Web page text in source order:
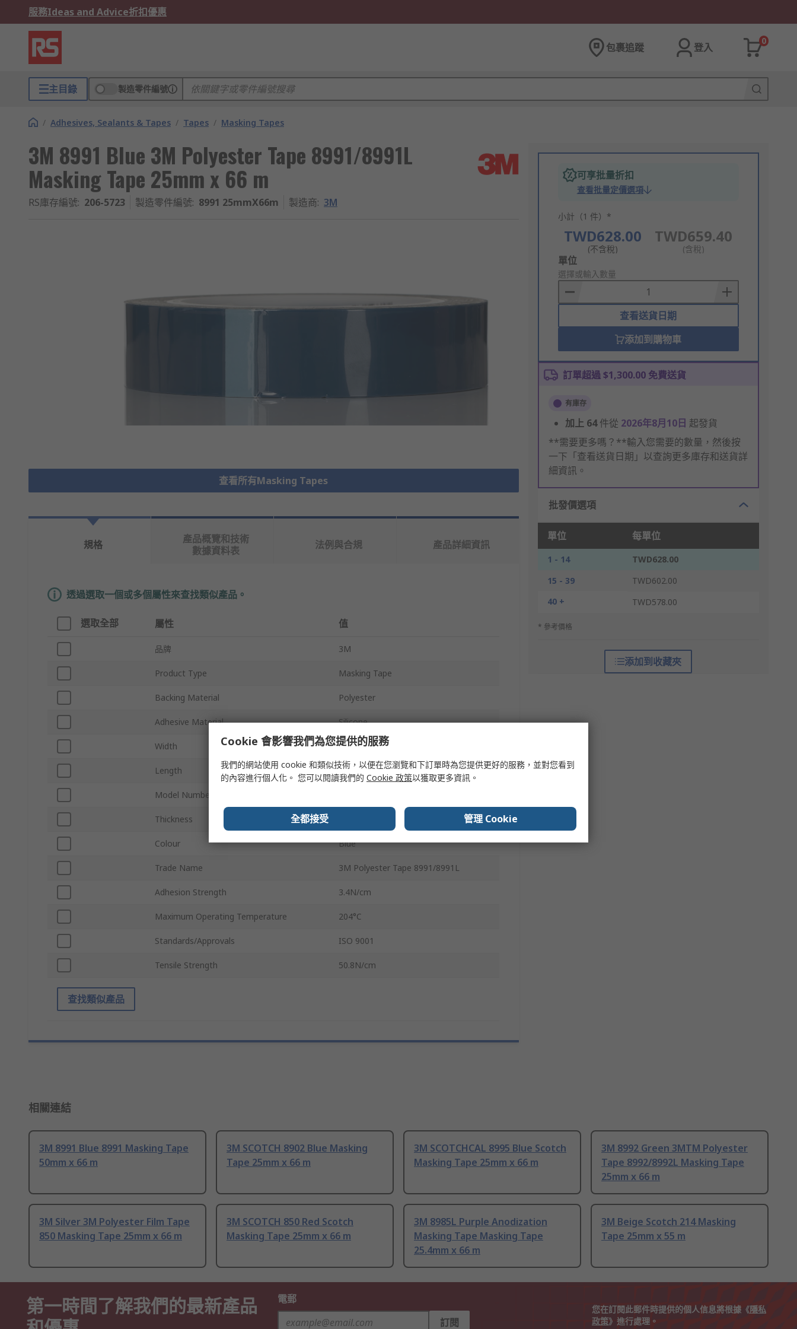
服務Ideas and Advice折扣優惠
包裹追蹤 登入
0
主目錄 製造零件編號
/ Adhesives, Sealants & Tapes / Tapes / Masking Tapes
3M 8991 Blue 3M Polyester Tape 8991/8991L
Masking Tape 25mm x 66 m
RS庫存編號: 206-5723 製造零件編號: 8991 25mmX66m 製造商: 3M
查看所有Masking Tapes
可享批量折扣
查看批量定價選項
小計（1 件）*
TWD628.00
(不含稅)
TWD659.40
(含稅)
Add
to
Basket
單位
選擇或輸入數量
查看送貨日期
添加到購物車
訂單超過 $1,300.00 免費送貨
有庫存
加上 64件從 2026年8月10日 起發貨
**需要更多嗎？**輸入您需要的數量，然後按
一下「查看送貨日期」以查詢更多庫存和送貨詳
細資訊。
批發價選項
單位 每單位
1 - 14
TWD628.00
15 - 39
TWD602.00
40 +
TWD578.00
* 參考價格
添加到收藏夾
規格
產品概覽和技術
數據資料表
法例與合規 產品詳細資訊
透過選取一個或多個屬性來查找類似產品。
選取全部 屬性 值
品牌 3M
Product Type Masking Tape
Backing Material Polyester
Adhesive Material Silicone
Width 25mm
Length 66m
Model Number
Thickness
Colour Blue
Trade Name 3M Polyester Tape 8991/8991L
Adhesion Strength 3.4N/cm
Maximum Operating Temperature 204°C
Standards/Approvals ISO 9001
Tensile Strength 50.8N/cm
查找類似產品
相關連結
3M 8991 Blue 8991 Masking Tape
50mm x 66 m
3M SCOTCH 8902 Blue Masking
Tape 25mm x 66 m
3M SCOTCHCAL 8995 Blue Scotch
Masking Tape 25mm x 66 m
3M 8992 Green 3MTM Polyester
Tape 8992/8992L Masking Tape
25mm x 66 m
3M Silver 3M Polyester Film Tape
850 Masking Tape 25mm x 66 m
3M SCOTCH 850 Red Scotch
Masking Tape 25mm x 66 m
3M 8985L Purple Anodization
Masking Tape Masking Tape
25.4mm x 66 m
3M Beige Scotch 214 Masking
Tape 25mm x 55 m
第一時間了解我們的最新產品
電郵
訂閱
您在訂閱此郵件時提供的個人信息將根據《隱私
政策》進行處理。
Cookie 會影響我們為您提供的服務
我們的網站使用 cookie 和類似技術，以便在您瀏覽和下訂單時為您提供更好的服務，並對您看到
的內容進行個人化。 您可以閱讀我們的 Cookie 政策以獲取更多資訊。
全都接受 管理 Cookie